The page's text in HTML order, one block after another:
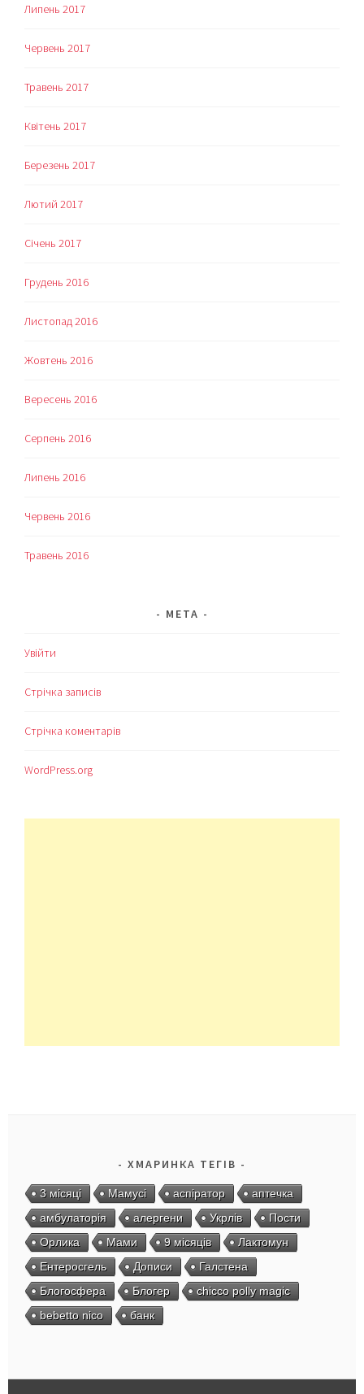
Липень 2017
Червень 2017
Травень 2017
Квітень 2017
Березень 2017
Лютий 2017
Січень 2017
Грудень 2016
Листопад 2016
Жовтень 2016
Вересень 2016
Серпень 2016
Липень 2016
Червень 2016
Травень 2016
МЕТА
Увійти
Стрічка записів
Стрічка коментарів
WordPress.org
ХМАРИНКА ТЕГІВ
3 місяці Мамусі аспіратор
аптечка
амбулаторія
алергени Укрлів
Пости
Орлика
Мами 9 місяців
Лактомун
Ентеросгель
Дописи
Галстена
Блогосфера
Блогер
chicco polly magic
bebetto nico
банк